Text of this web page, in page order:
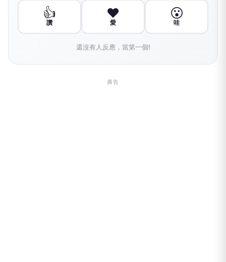
👍
讚
❤️
愛
😮
哇
還沒有人反應，當第一個!
廣告